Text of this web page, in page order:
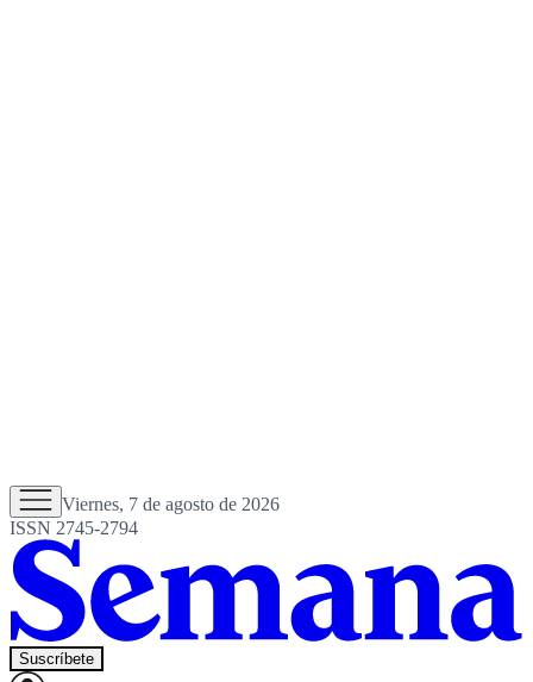
Viernes, 7 de agosto de 2026
ISSN 2745-2794
Suscríbete